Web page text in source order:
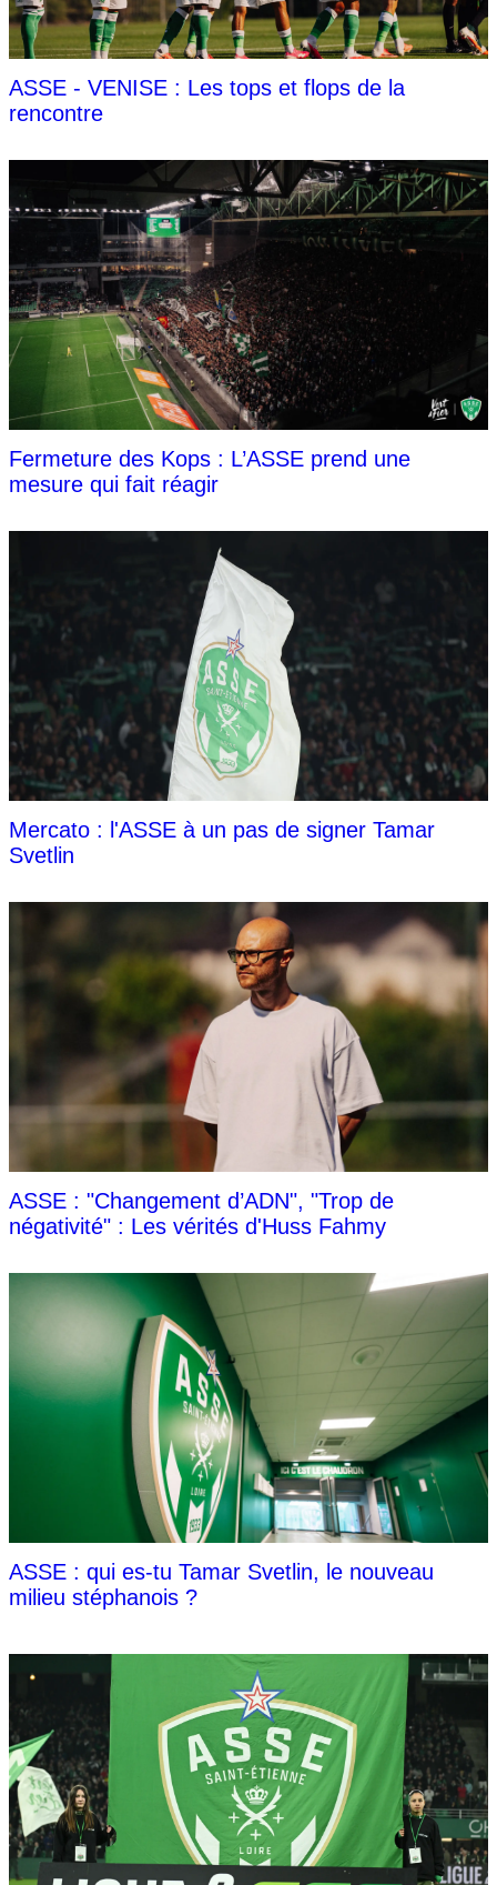
ASSE - VENISE : Les tops et flops de la
rencontre
Fermeture des Kops : L’ASSE prend une
mesure qui fait réagir
Mercato : l'ASSE à un pas de signer Tamar
Svetlin
ASSE : "Changement d’ADN", "Trop de
négativité" : Les vérités d'Huss Fahmy
ASSE : qui es-tu Tamar Svetlin, le nouveau
milieu stéphanois ?